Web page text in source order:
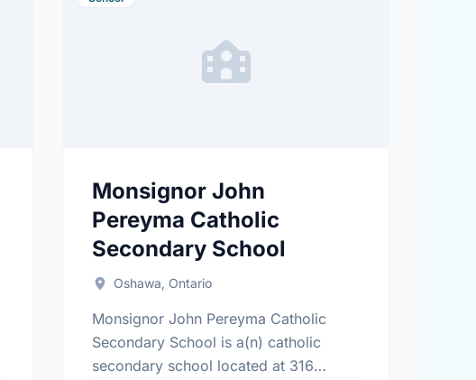
Monsignor John
Pereyma Catholic
Secondary School
Oshawa, Ontario
Monsignor John Pereyma Catholic
Secondary School is a(n) catholic
secondary school located at 316